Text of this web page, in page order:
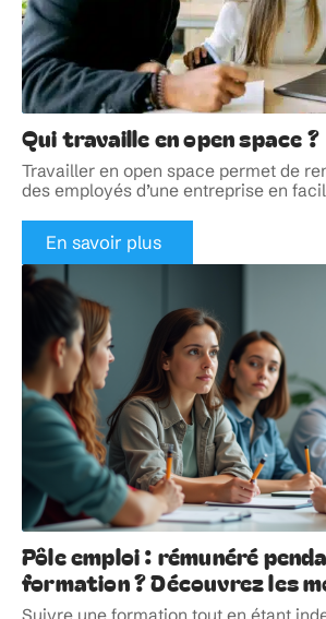
Qui travaille en open space ?
Travailler en open space permet de
des employés d’une entreprise en
En savoir plus
Pôle emploi : rémunéré
formation ? Découvrez les